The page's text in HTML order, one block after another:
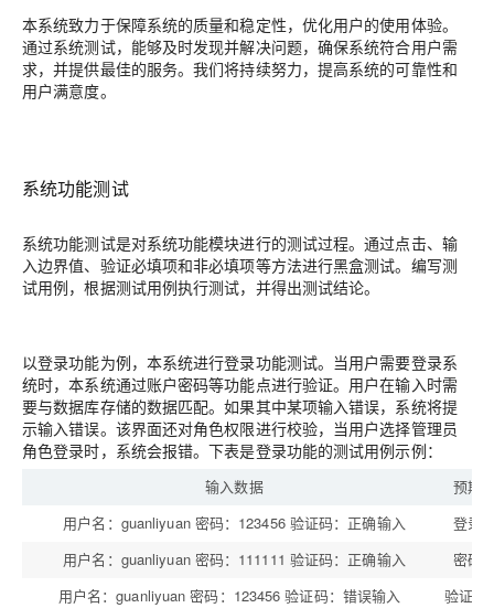
本系统致力于保障系统的质量和稳定性，优化用户的使用体验。
通过系统测试，能够及时发现并解决问题，确保系统符合用户需
求，并提供最佳的服务。我们将持续努力，提高系统的可靠性和
用户满意度。
系统功能测试
系统功能测试是对系统功能模块进行的测试过程。通过点击、输
入边界值、验证必填项和非必填项等方法进行黑盒测试。编写测
试用例，根据测试用例执行测试，并得出测试结论。
以登录功能为例，本系统进行登录功能测试。当用户需要登录系
统时，本系统通过账户密码等功能点进行验证。用户在输入时需
要与数据库存储的数据匹配。如果其中某项输入错误，系统将提
示输入错误。该界面还对角色权限进行校验，当用户选择管理员
角色登录时，系统会报错。下表是登录功能的测试用例示例：
输入数据
预期
用户名：guanliyuan 密码：123456 验证码：正确输入
登录
用户名：guanliyuan 密码：111111 验证码：正确输入
密码
用户名：guanliyuan 密码：123456 验证码：错误输入
验证码